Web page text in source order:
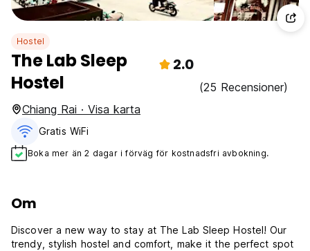
Hostel
The Lab Sleep
Hostel
2.0
(25 Recensioner)
Chiang Rai · Visa karta
Gratis WiFi
Boka mer än 2 dagar i förväg för kostnadsfri avbokning.
Om
Discover a new way to stay at The Lab Sleep Hostel! Our
trendy, stylish hostel and comfort, make it the perfect spot